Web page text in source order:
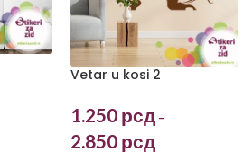
Vetar u kosi 2
1.250 рсд –
2.850 рсд